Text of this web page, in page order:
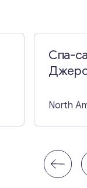
Спа-
North